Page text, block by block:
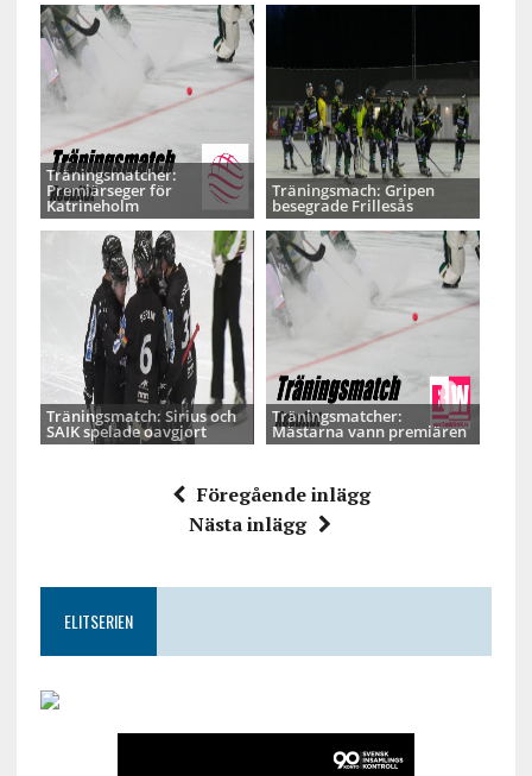
Träningsmatcher:
Premiärseger för
Katrineholm
Träningsmach: Gripen
besegrade Frillesås
Träningsmatch: Sirius och
SAIK spelade oavgjort
Träningsmatcher:
Mästarna vann premiären
Föregående inlägg
Nästa inlägg
ELITSERIEN